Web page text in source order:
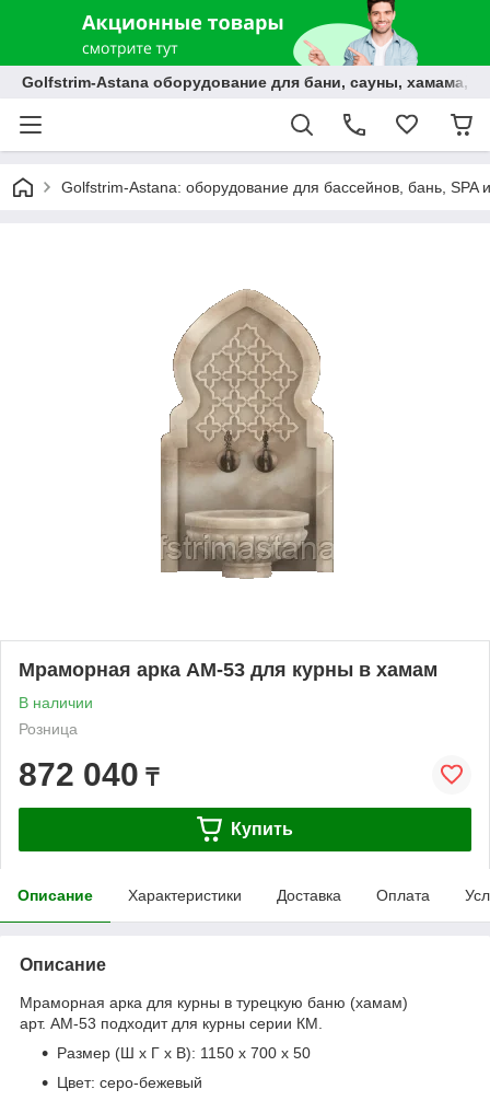
Golfstrim-Astana оборудование для бани, сауны, хамама,
Golfstrim-Astana: оборудование для бассейнов, бань, SPA
Мраморная арка АМ-53 для курны в хамам
В наличии
Розница
872 040 ₸
Купить
Описание Характеристики Доставка Оплата
Описание
Мраморная арка для курны в турецкую баню (хамам)
арт. АМ-53 подходит для курны серии КМ.
Размер (Ш х Г х В): 1150 х 700 х 50
Цвет: серо-бежевый